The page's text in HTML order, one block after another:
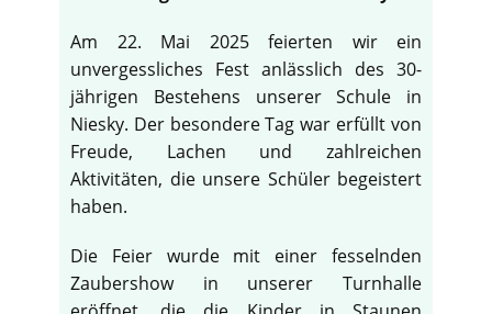
Am 22. Mai 2025 feierten wir ein
unvergessliches Fest anlässlich des 30-
jährigen Bestehens unserer Schule in
Niesky. Der besondere Tag war erfüllt von
Freude, Lachen und zahlreichen
Aktivitäten, die unsere Schüler begeistert
haben.
Die Feier wurde mit einer fesselnden
Zaubershow in unserer Turnhalle